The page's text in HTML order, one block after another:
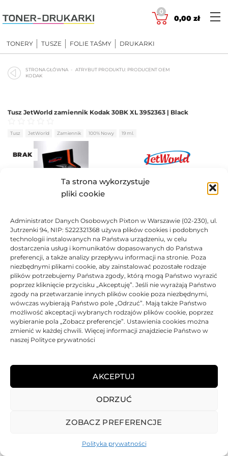
Ta strona wykorzystuje
pliki cookie
Administrator Danych Osobowych Pixton w Warszawie (02-230), ul.
Jutrzenki 94, NIP: 5222321368 używa plików cookies i podobnych
technologii instalowanych na Państwa urządzeniu, w celu
dostarczenia usług i komunikatów dopasowanych do Państwa
preferencji, a także analizy przepływu informacji na stronie. Poza
niezbędnymi plikami cookie, aby zainstalować pozostałe rodzaje
plików potrzebujemy Państwa zgody, którą mogą Państwo wyrazić
poprzez kliknięcie przycisku „Akceptuję”. Jeśli nie wyrażają Państwo
zgody na przetwarzanie innych plików cookie poza niezbędnymi,
wówczas wybierają Państwo pole „Odrzuć”. Mają także Państwo
możliwość akceptacji wybranych rodzajów plików cookie, poprzez
wybieranie pola „Zobacz preferencje”. Ustawienia cookies można
zmienić w każdej chwili. Więcej informacji znajdziecie Państwo w
naszej Polityce prywatności
AKCEPTUJ
ODRZUĆ
ZOBACZ PREFERENCJE
Polityka prywatności
to
content
0
0,00 zł
TONERY TUSZE FOLIE TAŚMY DRUKARKI
STRONA GŁÓWNA
ATRYBUT PRODUKTU: PRODUCENT OEM
KODAK
BRAK
Tusz JetWorld zamiennik Kodak 30BK XL 3952363 | Black
Oceniono 0na 5
Tusz JetWorld Zamiennik 100% Nowy 19 ml.
28,78
BRAK
Tusz JetWorld zamiennik Kodak 30CK XL 3952330C | Color
Oceniono 0 na 5
Tusz JetWorld Zamiennik 100% Nowy 44 ml.
32,90zł
ALL RIGHTS RESERVED. WEBSITE PROTECTED